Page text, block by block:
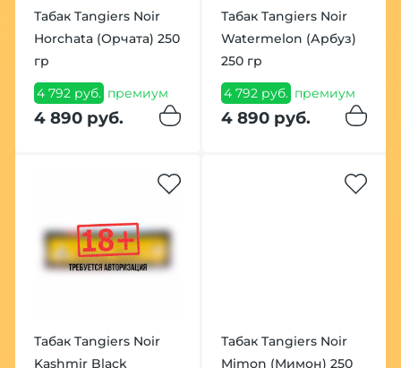
Табак Tangiers Noir
Horchata (Орчата) 250
гр
4 792 руб. премиум
4 890 руб.
Табак Tangiers Noir
Watermelon (Арбуз)
250 гр
4 792 руб. премиум
4 890 руб.
Табак Tangiers Noir
Kashmir Black
Табак Tangiers Noir
Mimon (Мимон) 250